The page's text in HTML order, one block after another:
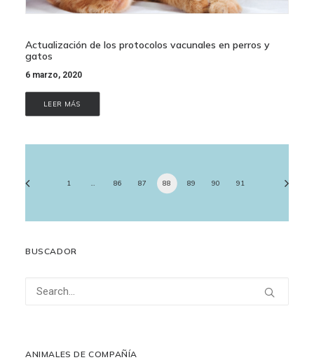
Actualización de los protocolos vacunales en perros y
gatos
6 marzo, 2020
LEER MÁS
1 86 87 88 89 90 91
BUSCADOR
ANIMALES DE COMPAÑÍA